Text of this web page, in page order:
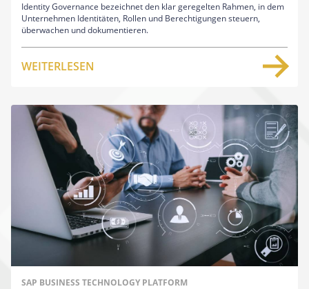
Identity Governance bezeichnet den klar geregelten Rahmen, in dem
Unternehmen Identitäten, Rollen und Berechtigungen steuern,
überwachen und dokumentieren.
WEITERLESEN
SAP BUSINESS TECHNOLOGY PLATFORM